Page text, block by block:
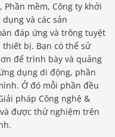
mềm, Công ty khởi
và các sản
đáp ứng và trông tuyệt
bị. Bạn có thể sử
để trình bày và quảng
dụng di động, phần
Ở đó mỗi phần đều
pháp Công nghệ &
được thử nghiệm trên